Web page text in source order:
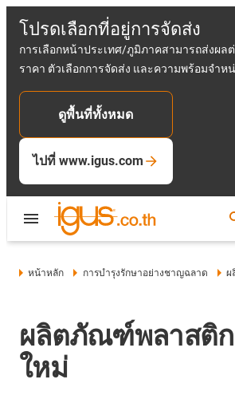
โปรดเลือกที่อยู่การจัดส่ง
การเลือกหน้าประเทศ/ภูมิภาคสามารถส่งผล
ราคา ตัวเลือกการจัดส่ง และความพร้อมจำ
ดูพื้นที่ทั้งหมด
ไปที่ www.igus.com
หน้าหลัก การบำรุงรักษาอย่างชาญฉลาด ผ
ผลิตภัณฑ์พลาสติก
ใหม่